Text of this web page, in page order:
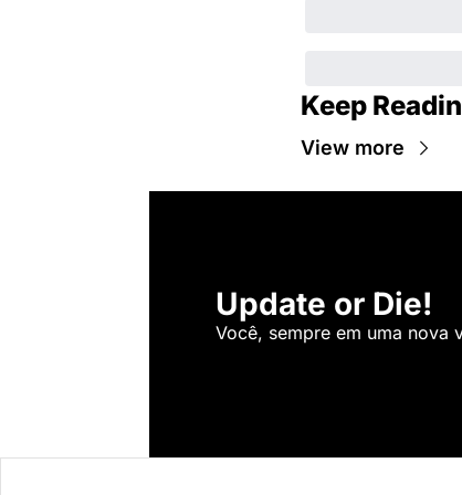
Keep
View more
Update or Die!
Você, sempre em uma nova